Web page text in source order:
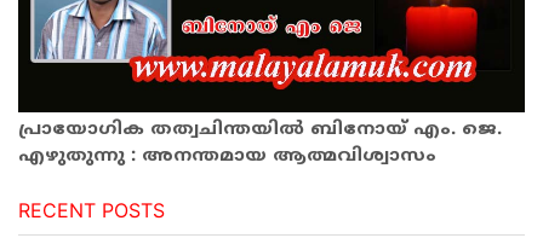
പ്രായോഗിക തത്വചിന്തയിൽ ബിനോയ് എം. ജെ.
എഴുതുന്നു : അനന്തമായ ആത്മവിശ്വാസം
RECENT POSTS